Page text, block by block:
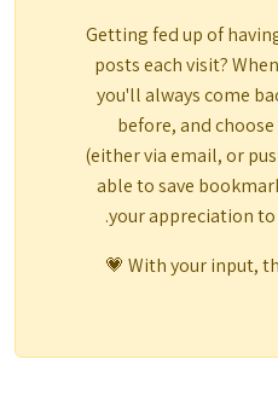
Getting fed up of
posts each visit?
you'll always come
before, and
(either via email, or
able to save
your appreciation
With your input,